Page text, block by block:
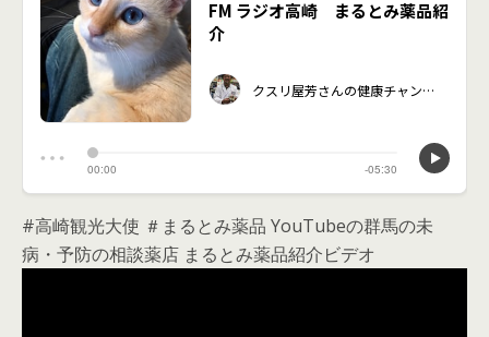
#高崎観光大使 ＃まるとみ薬品 YouTubeの群馬の未
病・予防の相談薬店 まるとみ薬品紹介ビデオ